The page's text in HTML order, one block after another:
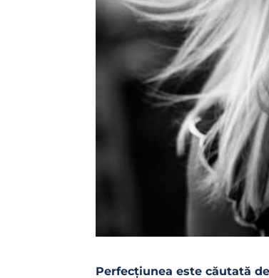
Perfecțiunea este căutată